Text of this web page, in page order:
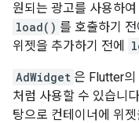
원되는 광고를 사용하여
load() 를 호출하기
위젯을 추가하기 전에
AdWidget 은 Flutter의
처럼 사용할 수 있습니
탕으로 컨테이너에 위